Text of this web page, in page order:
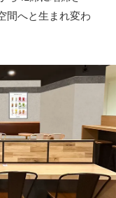
間へと生まれ変わ